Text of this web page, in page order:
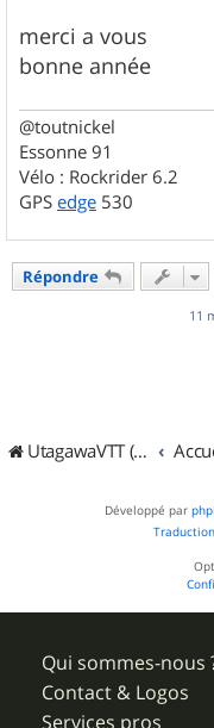
merci a vous
bonne année
@toutnickel
Essonne 91
Vélo : Rockrider 6.2
GPS edge 530
Répondre
11
UtagawaVTT (Randos VTT et VTTAE avec traces GPS)
Développé par
Qui sommes-nous
Contact & Logos
Services pros